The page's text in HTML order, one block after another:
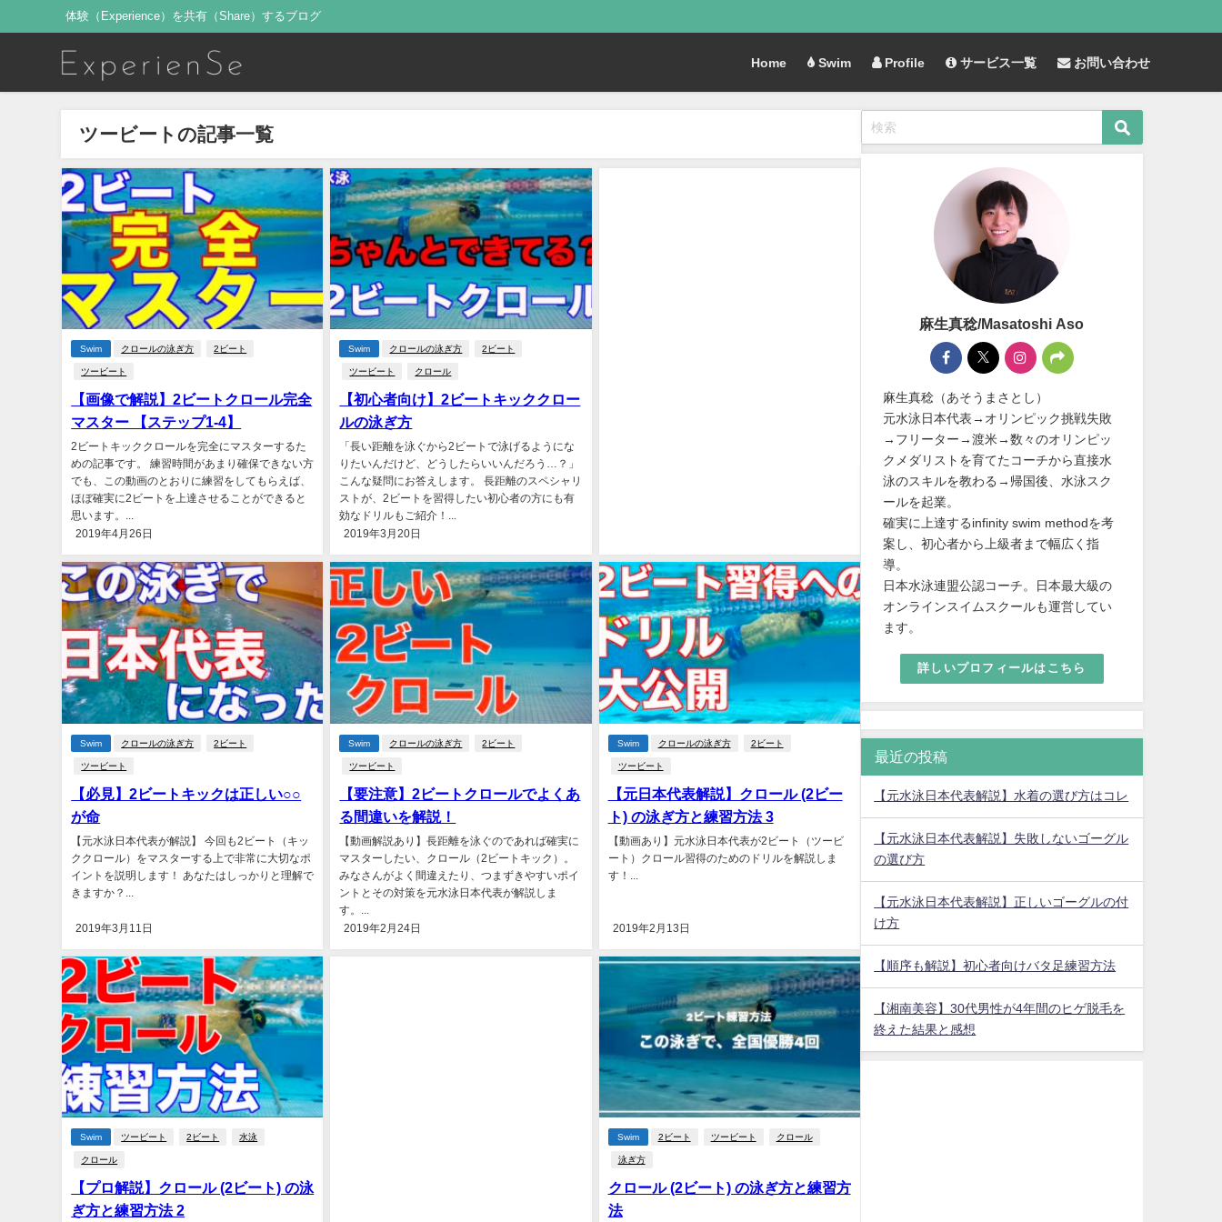
体験（Experience）を共有（Share）するブログ
Home Swim Profile サービス一覧 お問い合わせ
ツービートの記事一覧
Swim クロールの泳ぎ方 2ビート
ツービート
【画像で解説】2ビートクロール完全
マスター 【ステップ1-4】
2ビートキッククロールを完全にマスターするた
めの記事です。 練習時間があまり確保できない方
でも、この動画のとおりに練習をしてもらえば、
ほぼ確実に2ビートを上達させることができると
思います。...
2019年4月26日
Swim クロールの泳ぎ方 2ビート
ツービート クロール
【初心者向け】2ビートキッククロー
ルの泳ぎ方
「長い距離を泳ぐから2ビートで泳げるようにな
りたいんだけど、どうしたらいいんだろう…？」
こんな疑問にお答えします。 長距離のスペシャリ
ストが、2ビートを習得したい初心者の方にも有
効なドリルもご紹介！...
2019年3月20日
Swim クロールの泳ぎ方 2ビート
ツービート
【必見】2ビートキックは正しい○○
が命
【元水泳日本代表が解説】 今回も2ビート（キッ
ククロール）をマスターする上で非常に大切なポ
イントを説明します！ あなたはしっかりと理解で
きますか？...
2019年3月11日
Swim クロールの泳ぎ方 2ビート
ツービート
【要注意】2ビートクロールでよくあ
る間違いを解説！
【動画解説あり】長距離を泳ぐのであれば確実に
マスターしたい、クロール（2ビートキック）。
みなさんがよく間違えたり、つまずきやすいポイ
ントとその対策を元水泳日本代表が解説しま
す。...
2019年2月24日
Swim クロールの泳ぎ方 2ビート
ツービート
【元日本代表解説】クロール (2ビー
ト) の泳ぎ方と練習方法 3
【動画あり】元水泳日本代表が2ビート（ツービ
ート）クロール習得のためのドリルを解説しま
す！...
2019年2月13日
Swim ツービート 2ビート 水泳
クロール
【プロ解説】クロール (2ビート) の泳
ぎ方と練習方法 2
Swim 2ビート ツービート クロール
泳ぎ方
クロール (2ビート) の泳ぎ方と練習方
法
麻生真稔/Masatoshi Aso
麻生真稔（あそうまさとし）
元水泳日本代表→オリンピック挑戦失敗
→フリーター→渡米→数々のオリンピッ
クメダリストを育てたコーチから直接水
泳のスキルを教わる→帰国後、水泳スク
ールを起業。
確実に上達するinfinity swim methodを考
案し、初心者から上級者まで幅広く指
導。
日本水泳連盟公認コーチ。日本最大級の
オンラインスイムスクールも運営してい
ます。
詳しいプロフィールはこちら
最近の投稿
【元水泳日本代表解説】水着の選び方はコレ
【元水泳日本代表解説】失敗しないゴーグル
の選び方
【元水泳日本代表解説】正しいゴーグルの付
け方
【順序も解説】初心者向けバタ足練習方法
【湘南美容】30代男性が4年間のヒゲ脱毛を
終えた結果と感想